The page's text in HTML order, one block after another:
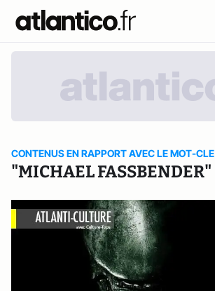
CONTENUS EN RAPPORT AVEC LE MOT-CLE
"MICHAEL FASSBENDER"